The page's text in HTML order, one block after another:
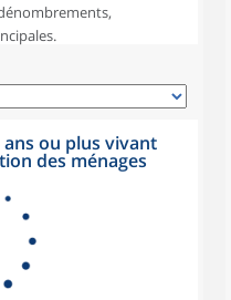
ans ou plus vivant
des ménages